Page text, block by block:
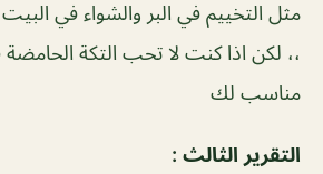
مثل التخييم في البر والشواء في
،، لكن اذا كنت لا تحب التكة الحامضة
مناسب لك
التقرير الثالث :